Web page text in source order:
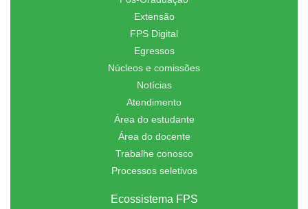
Extensão
FPS Digital
Egressos
Núcleos e comissões
Notícias
Atendimento
Área do estudante
Área do docente
Trabalhe conosco
Processos seletivos
Ecossistema FPS